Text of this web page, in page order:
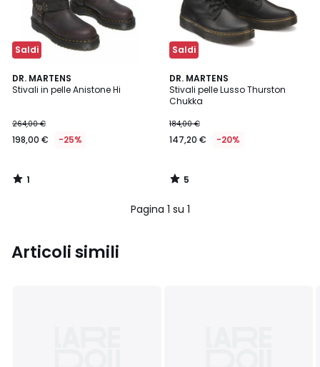
Saldi
DR. MARTENS
Stivali in pelle Anistone Hi
264,00 €
198,00 € -25%
1
/
1
/
Saldi
DR. MARTENS
Stivali pelle Lusso Thurston
Chukka
184,00 €
147,20 € -20%
5
/
5
5
/
Pagina 1 su 1
Articoli simili